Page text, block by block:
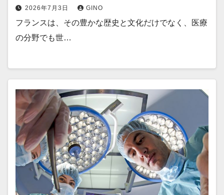
2026年7月3日 GINO
フランスは、その豊かな歴史と文化だけでなく、医療
の分野でも世…